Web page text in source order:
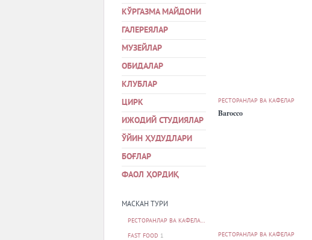
КЎРГАЗМА МАЙДОНИ
ГАЛЕРЕЯЛАР
МУЗЕЙЛАР
ОБИДАЛАР
КЛУБЛАР
ЦИРК
ИЖОДИЙ СТУДИЯЛАР
ЎЙИН ҲУДУДЛАРИ
БОҒЛАР
ФАОЛ ҲОРДИҚ
МАСКАН ТУРИ
РЕСТОРАНЛАР ВА КАФЕЛАР
FAST FOOD 1
РЕСТОРАНЛАР ВА КАФЕЛАР
Barocco
РЕСТОРАНЛАР ВА КАФЕЛАР